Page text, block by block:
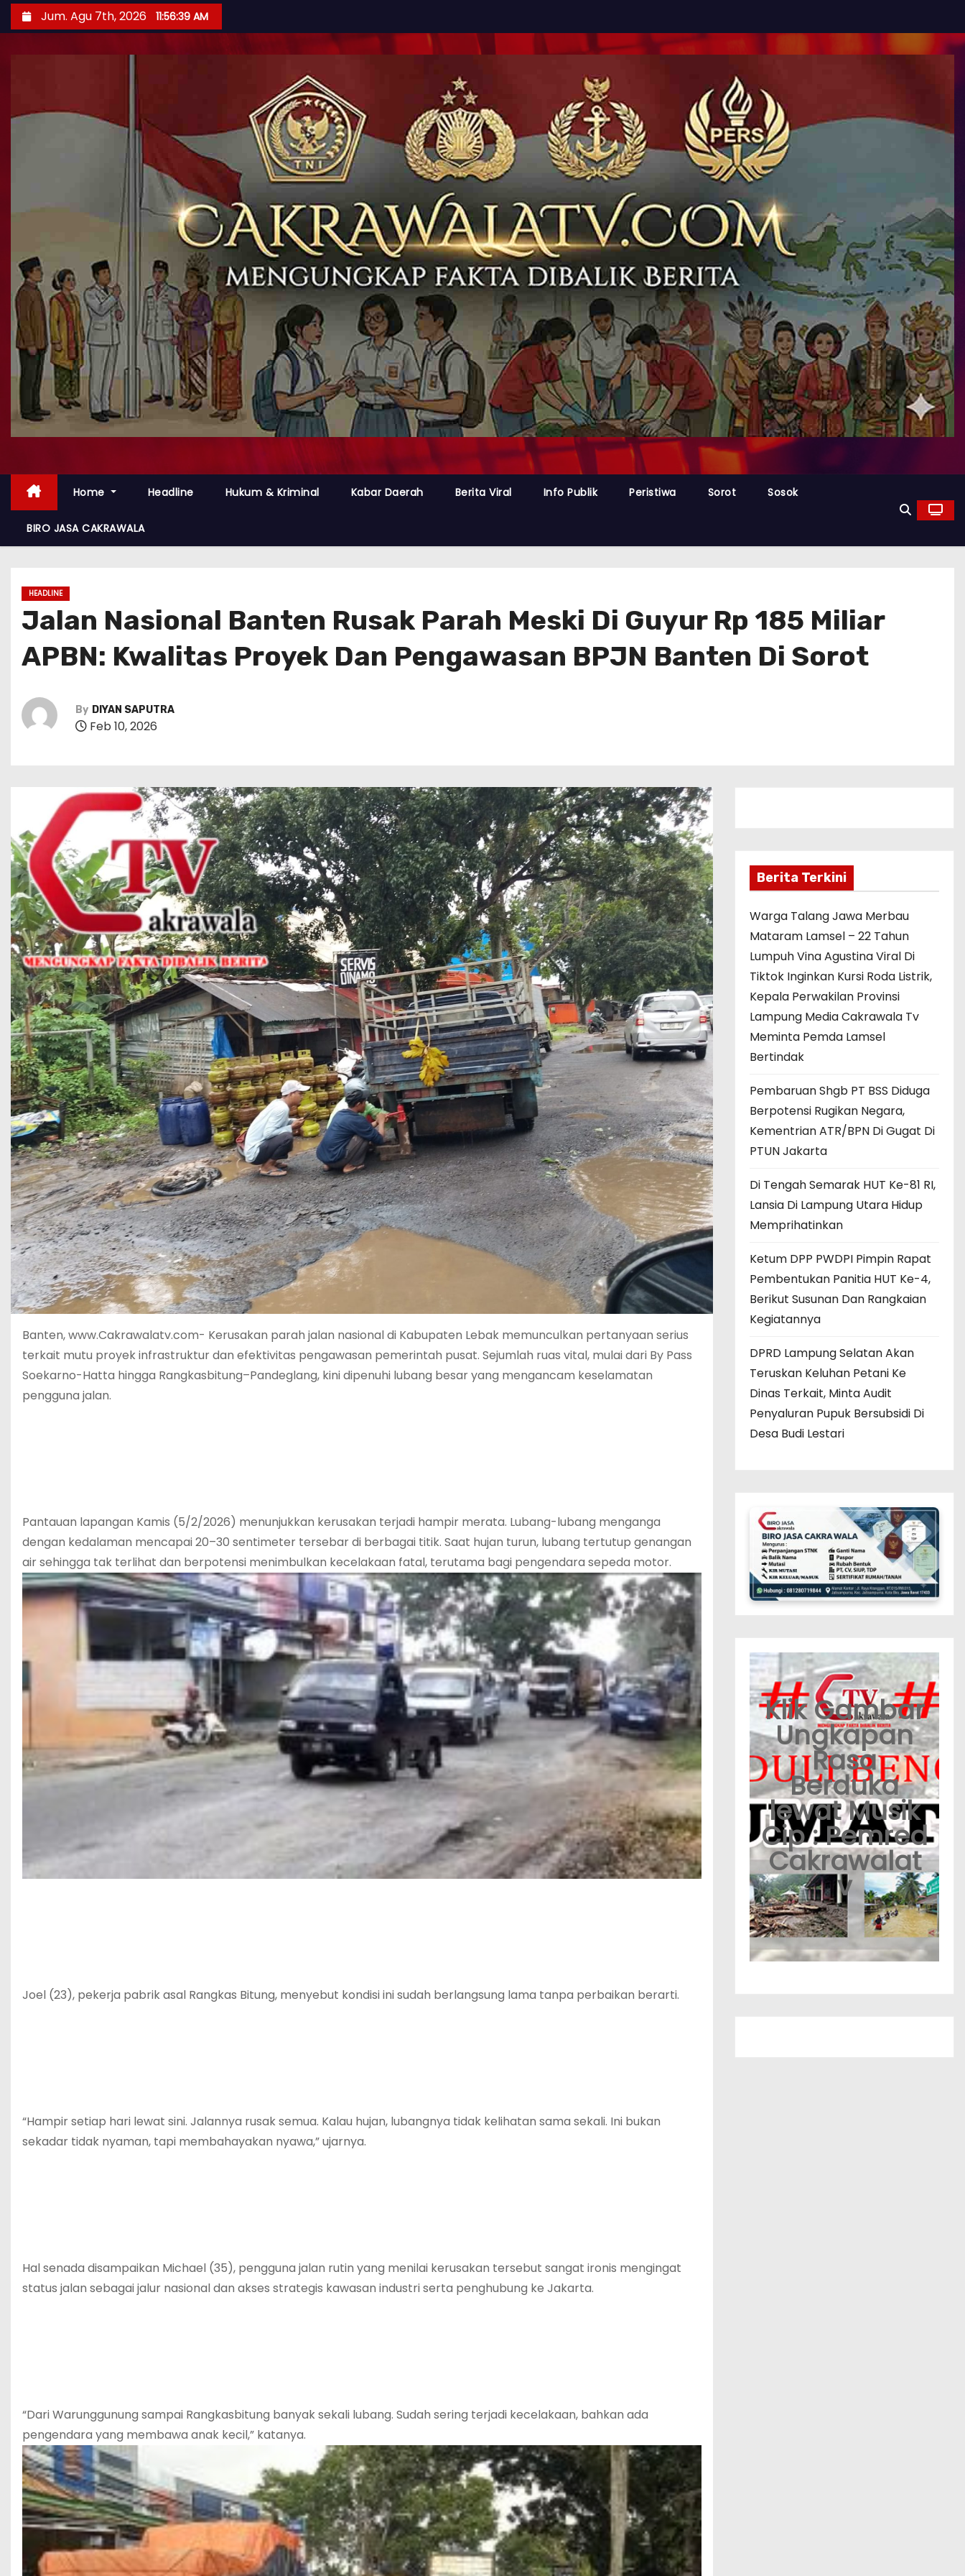
Jum. Agu 7th, 2026 11:56:41 AM
Home Headline Hukum & Kriminal Kabar Daerah Berita Viral Info Publik Peristiwa Sorot Sosok
BIRO JASA CAKRAWALA
HEADLINE
Jalan Nasional Banten Rusak Parah Meski Di Guyur Rp 185 Miliar
APBN: Kwalitas Proyek Dan Pengawasan BPJN Banten Di Sorot
By DIYAN SAPUTRA
Feb 10, 2026
Banten, www.Cakrawalatv.com- Kerusakan parah jalan nasional di Kabupaten Lebak memunculkan pertanyaan serius
terkait mutu proyek infrastruktur dan efektivitas pengawasan pemerintah pusat. Sejumlah ruas vital, mulai dari By Pass
Soekarno-Hatta hingga Rangkasbitung–Pandeglang, kini dipenuhi lubang besar yang mengancam keselamatan
pengguna jalan.
Pantauan lapangan Kamis (5/2/2026) menunjukkan kerusakan terjadi hampir merata. Lubang-lubang menganga
dengan kedalaman mencapai 20–30 sentimeter tersebar di berbagai titik. Saat hujan turun, lubang tertutup genangan
air sehingga tak terlihat dan berpotensi menimbulkan kecelakaan fatal, terutama bagi pengendara sepeda motor.
Joel (23), pekerja pabrik asal Rangkas Bitung, menyebut kondisi ini sudah berlangsung lama tanpa perbaikan berarti.
“Hampir setiap hari lewat sini. Jalannya rusak semua. Kalau hujan, lubangnya tidak kelihatan sama sekali. Ini bukan
sekadar tidak nyaman, tapi membahayakan nyawa,” ujarnya.
Hal senada disampaikan Michael (35), pengguna jalan rutin yang menilai kerusakan tersebut sangat ironis mengingat
status jalan sebagai jalur nasional dan akses strategis kawasan industri serta penghubung ke Jakarta.
“Dari Warunggunung sampai Rangkasbitung banyak sekali lubang. Sudah sering terjadi kecelakaan, bahkan ada
pengendara yang membawa anak kecil,” katanya.
Berita Terkini
Warga Talang Jawa Merbau
Mataram Lamsel – 22 Tahun
Lumpuh Vina Agustina Viral Di
Tiktok Inginkan Kursi Roda Listrik,
Kepala Perwakilan Provinsi
Lampung Media Cakrawala Tv
Meminta Pemda Lamsel
Bertindak
Pembaruan Shgb PT BSS Diduga
Berpotensi Rugikan Negara,
Kementrian ATR/BPN Di Gugat Di
PTUN Jakarta
Di Tengah Semarak HUT Ke-81 RI,
Lansia Di Lampung Utara Hidup
Memprihatinkan
Ketum DPP PWDPI Pimpin Rapat
Pembentukan Panitia HUT Ke-4,
Berikut Susunan Dan Rangkaian
Kegiatannya
DPRD Lampung Selatan Akan
Teruskan Keluhan Petani Ke
Dinas Terkait, Minta Audit
Penyaluran Pupuk Bersubsidi Di
Desa Budi Lestari
Klik Gambar
Ungkapan
Rasa
Berduka
lewat Musik
Cip : Pemred
Cakrawalat
v